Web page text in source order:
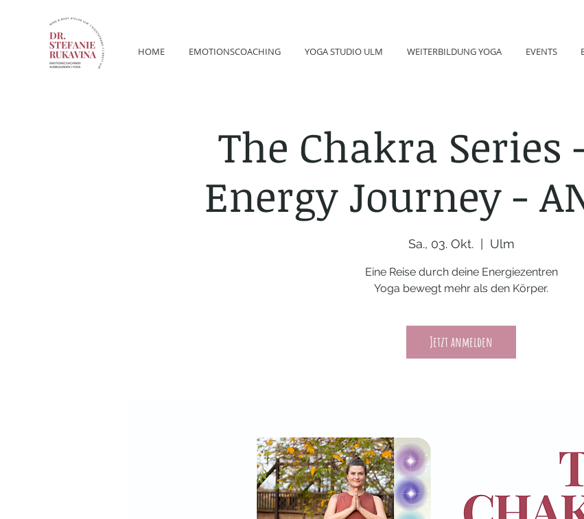
HOME EMOTIONSCOACHING YOGA STUDIO ULM WEITERBILDUNG YOGA EVENTS
The Chakra
Energy Journey -
Sa., 03. Okt.
  |
Ulm
Eine Reise durch deine Energiezentren
Yoga bewegt mehr als den Körper.
Jetzt anmelden